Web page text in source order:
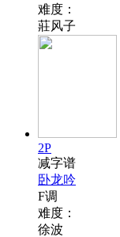
难度：
莊风子
2P
减字谱
卧龙吟
F调
难度：
徐波